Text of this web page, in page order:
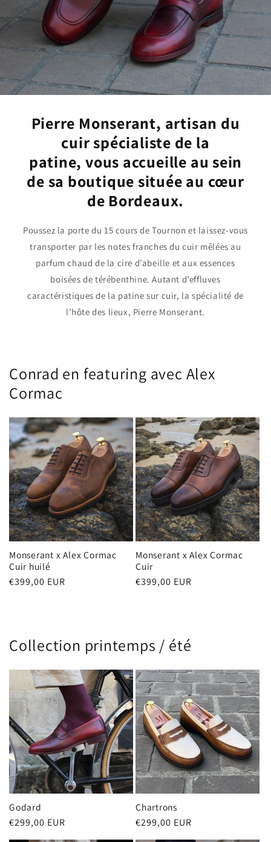
Pierre Monserant, artisan du
cuir spécialiste de la
patine, vous accueille au sein
de sa boutique située au cœur
de Bordeaux.
Poussez la porte du 15 cours de Tournon et laissez-vous
transporter par les notes franches du cuir mêlées au
parfum chaud de la cire d’abeille et aux essences
boisées de térébenthine. Autant d’effluves
caractéristiques de la patine sur cuir, la spécialité de
l’hôte des lieux, Pierre Monserant.
Conrad en featuring avec Alex
Cormac
Monserant x Alex Cormac
Cuir huilé
Prix
€399,00 EUR
Monserant x Alex Cormac
Cuir
Prix
€399,00 EUR
Collection printemps / été
Godard
Prix
€299,00 EUR
Chartrons
Prix
€299,00 EUR